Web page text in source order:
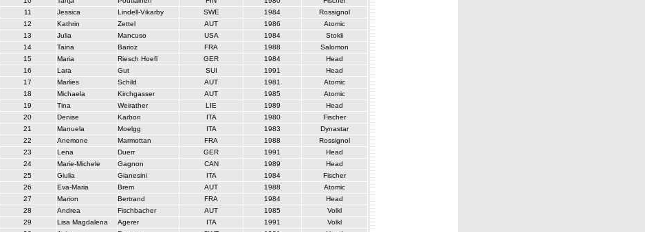
11
Jessica Lindell-Vikarby SWE 1984
Rossignol
12
Kathrin Zettel AUT 1986
Atomic
13
Julia Mancuso USA 1984
Stokli
14
Taina Barioz FRA 1988
Salomon
15
Maria Riesch Hoefl GER 1984
Head
16
Lara Gut SUI 1991
Head
17
Marlies Schild AUT 1981
Atomic
18
Michaela Kirchgasser AUT 1985
Atomic
19
Tina Weirather LIE 1989
Head
20
Denise Karbon ITA 1980
Fischer
21
Manuela Moelgg ITA 1983
Dynastar
22
Anemone Marmottan FRA 1988
Rossignol
23
Lena Duerr GER 1991
Head
24
Marie-Michele Gagnon CAN 1989
Head
25
Giulia Gianesini ITA 1984
Fischer
26
Eva-Maria Brem AUT 1988
Atomic
27
Marion Bertrand FRA 1984
Head
28
Andrea Fischbacher AUT 1985
Volkl
29
Lisa Magdalena Agerer ITA 1991
Volkl